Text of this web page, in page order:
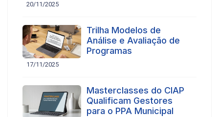
20/11/2025
Trilha Modelos de
Análise e Avaliação de
Programas
17/11/2025
Masterclasses do CIAP
Qualificam Gestores
para o PPA Municipal